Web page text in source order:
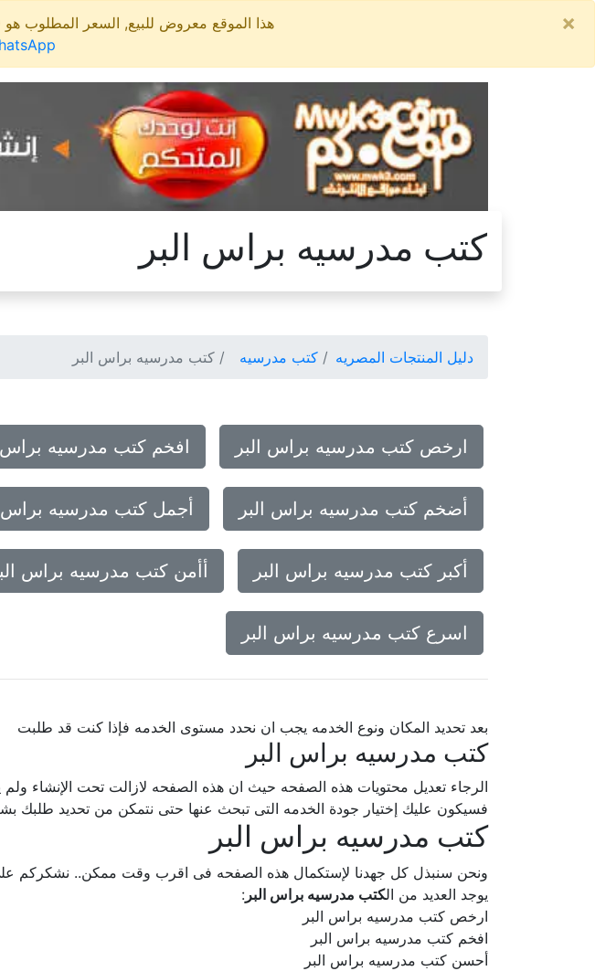
هذا الموقع معروض للبيع, السعر المطلوب هو 4250$ This site is for sale,Our initial asking price is
×
كتب مدرسيه براس البر
دليل المنتجات المصريه كتب مدرسيه كتب مدرسيه براس البر
ارخص كتب مدرسيه براس البر افخم كتب مدرسيه براس
أضخم كتب مدرسيه براس البر أجمل كتب مدرسيه براس
أكبر كتب مدرسيه براس البر أأمن كتب مدرسيه براس
اسرع كتب مدرسيه براس البر
بعد تحديد المكان ونوع الخدمه يجب ان نحدد مستوى الخدمه فإذا كنت قد طلبت
كتب مدرسيه براس البر
الرجاء تعديل محتويات هذه الصفحه حيث ان هذه الصفحه لازالت تحت الإنشاء ولم
فسيكون عليك إختيار جودة الخدمه التى تبحث عنها حتى نتمكن من تحديد طلبك
كتب مدرسيه براس البر
ونحن سنبذل كل جهدنا لإستكمال هذه الصفحه فى اقرب وقت ممكن.. نشكركم
يوجد العديد من الكتب مدرسيه براس البر :
ارخص كتب مدرسيه براس البر
افخم كتب مدرسيه براس البر
أحسن كتب مدرسيه براس البر